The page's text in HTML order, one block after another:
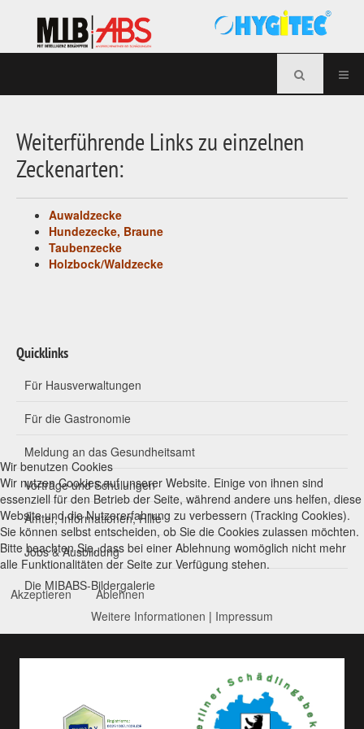
Weiterführende Links zu einzelnen
Zeckenarten:
Auwaldzecke
Hundezecke, Braune
Taubenzecke
Holzbock/Waldzecke
Quicklinks
Für Hausverwaltungen
Für die Gastronomie
Meldung an das Gesundheitsamt
Vorträge und Schulungen
Ämter, Informationen, Hilfe
Jobs & Ausbildung
Die MIBABS-Bildergalerie
Wir benutzen Cookies
Wir nutzen Cookies auf unserer Website. Einige von ihnen sind
essenziell für den Betrieb der Seite, während andere uns helfen, diese
Website und die Nutzererfahrung zu verbessern (Tracking Cookies).
Sie können selbst entscheiden, ob Sie die Cookies zulassen möchten.
Bitte beachten Sie, dass bei einer Ablehnung womöglich nicht mehr
alle Funktionalitäten der Seite zur Verfügung stehen.
Akzeptieren
Ablehnen
Weitere Informationen | Impressum